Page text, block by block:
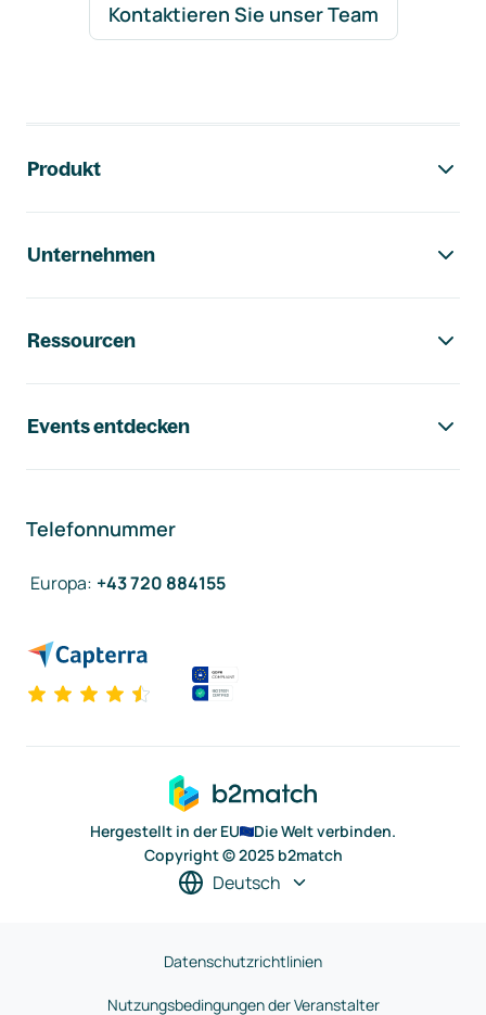
Kontaktieren Sie unser Team
Produkt
Unternehmen
Ressourcen
Events entdecken
Telefonnummer
Europa: +43 720 884155
Hergestellt in der EU
Die Welt verbinden.
Copyright © 2025 b2match
Deutsch
Datenschutzrichtlinien
Nutzungsbedingungen der Veranstalter